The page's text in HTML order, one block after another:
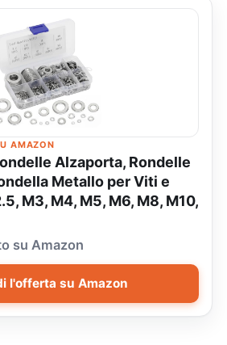
AMAZON
Alzaporta, Rondelle
Metallo per Viti e
M3, M4, M5, M6, M8, M10,
su Amazon
l'offerta su Amazon